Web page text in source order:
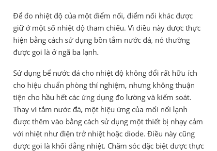
Để đo nhiệt độ của một điểm nối, điểm nối khác được
giữ ở một số nhiệt độ tham chiếu. Vì điều này được thực
hiện bằng cách sử dụng bồn tắm nước đá, nó thường
được gọi là ở ngã ba lạnh.
Sử dụng bể nước đá cho nhiệt độ không đổi rất hữu ích
cho hiệu chuẩn phòng thí nghiệm, nhưng không thuận
tiện cho hầu hết các ứng dụng đo lường và kiểm soát.
Thay vì tắm nước đá, một hiệu ứng của mối nối lạnh
được thêm vào bằng cách sử dụng một thiết bị nhạy cảm
với nhiệt như điện trở nhiệt hoặc diode. Điều này cũng
được gọi là khối đẳng nhiệt. Chăm sóc đặc biệt được thực